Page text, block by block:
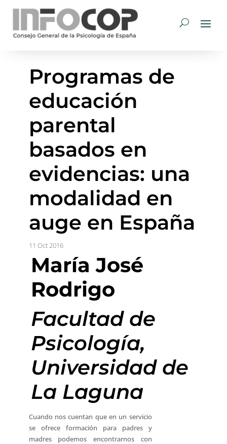
Programas de
educación
parental
basados en
evidencias: una
modalidad en
auge en España
11 Oct 2016
María José
Rodrigo
Facultad de
Psicología,
Universidad de
La Laguna
Cuando nos cuentan que en un servicio
se ofrece formación para padres y
madres podemos encontrarnos con